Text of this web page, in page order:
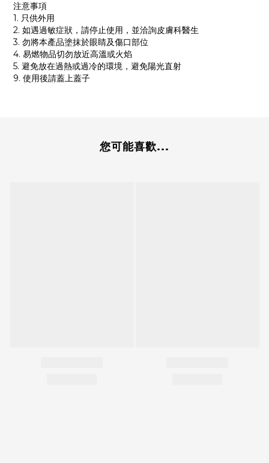
注意事項
1. 只供外用
2. 如遇過敏症狀，請停止使用，並洽詢皮膚科醫生
3. 勿將本產品塗抹於眼睛及傷口部位
4. 易燃物品切勿放近高溫或火焰
5. 避免放在過熱或過冷的環境，避免陽光直射
9. 使用後請蓋上蓋子
您可能喜歡...